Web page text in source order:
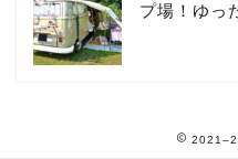
プ場！ゆっ